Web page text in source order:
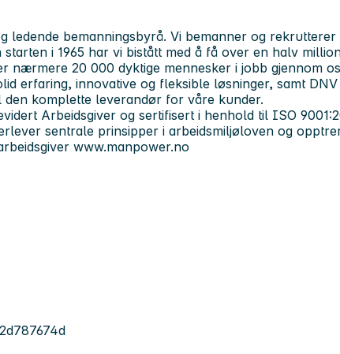
ledende bemanningsbyrå. Vi bemanner og rekrutterer
i 1965 har vi bistått med å få over en halv
nærmere 20 000 dyktige mennesker i jobb gjennom
erfaring, innovative og fleksible løsninger, samt DNV
den komplette leverandør for våre kunder.
Arbeidsgiver og sertifisert i henhold til ISO
sentrale prinsipper i arbeidsmiljøloven og
www.manpower.no